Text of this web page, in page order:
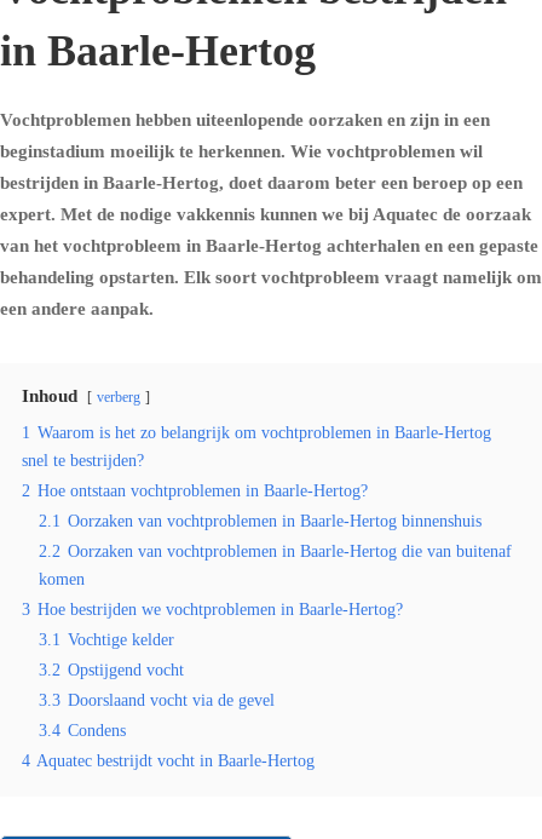
in Baarle-Hertog
Vochtproblemen hebben uiteenlopende oorzaken en zijn in een
beginstadium moeilijk te herkennen. Wie vochtproblemen wil
bestrijden in Baarle-Hertog, doet daarom beter een beroep op een
expert. Met de nodige vakkennis kunnen we bij Aquatec de oorzaak
van het vochtprobleem in Baarle-Hertog achterhalen en een gepaste
behandeling opstarten. Elk soort vochtprobleem vraagt namelijk om
een andere aanpak.
Inhoud verberg
1 Waarom is het zo belangrijk om vochtproblemen in Baarle-Hertog
snel te bestrijden?
2 Hoe ontstaan vochtproblemen in Baarle-Hertog?
2.1 Oorzaken van vochtproblemen in Baarle-Hertog binnenshuis
2.2 Oorzaken van vochtproblemen in Baarle-Hertog die van buitenaf
komen
3 Hoe bestrijden we vochtproblemen in Baarle-Hertog?
3.1 Vochtige kelder
3.2 Opstijgend vocht
3.3 Doorslaand vocht via de gevel
3.4 Condens
4 Aquatec bestrijdt vocht in Baarle-Hertog